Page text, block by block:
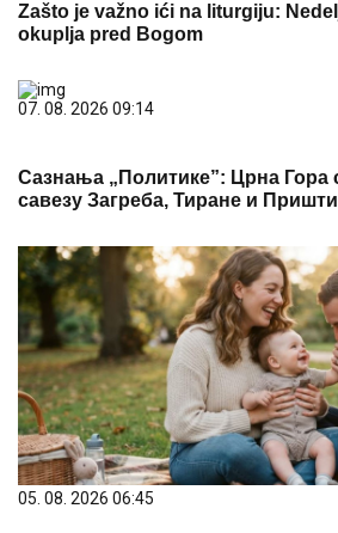
Zašto je važno ići na liturgiju:
okuplja pred Bogom
07. 08. 2026 09:14
Сазнања „Политике”: Црна Гора
савезу Загреба, Тиране и
05. 08. 2026 06:45